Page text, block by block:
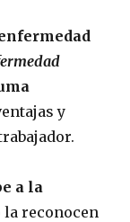
y
a la
la reconocen